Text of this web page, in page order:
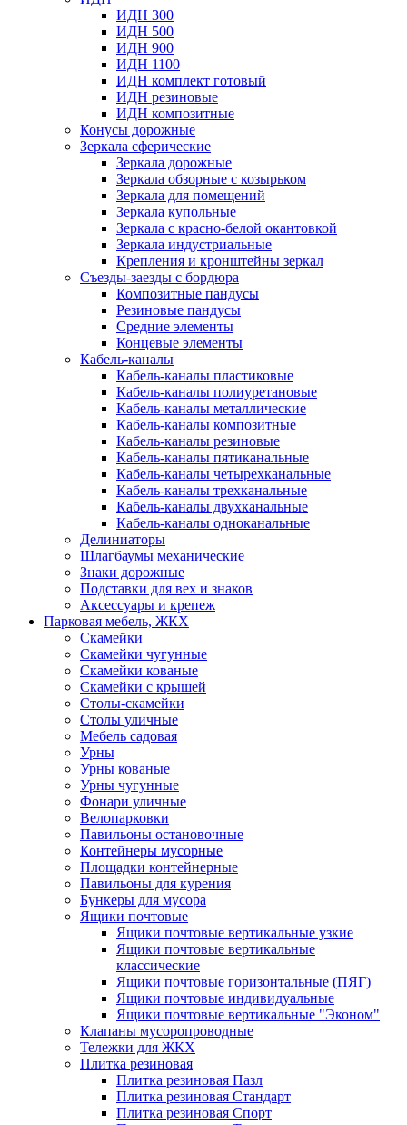
ИДН 300
ИДН 500
ИДН 900
ИДН 1100
ИДН комплект готовый
ИДН резиновые
ИДН композитные
Конусы дорожные
Зеркала сферические
Зеркала дорожные
Зеркала обзорные с козырьком
Зеркала для помещений
Зеркала купольные
Зеркала с красно-белой окантовкой
Зеркала индустриальные
Крепления и кронштейны зеркал
Съезды-заезды с бордюра
Композитные пандусы
Резиновые пандусы
Средние элементы
Концевые элементы
Кабель-каналы
Кабель-каналы пластиковые
Кабель-каналы полиуретановые
Кабель-каналы металлические
Кабель-каналы композитные
Кабель-каналы резиновые
Кабель-каналы пятиканальные
Кабель-каналы четырехканальные
Кабель-каналы трехканальные
Кабель-каналы двухканальные
Кабель-каналы одноканальные
Делиниаторы
Шлагбаумы механические
Знаки дорожные
Подставки для вех и знаков
Аксессуары и крепеж
Парковая мебель, ЖКХ
Скамейки
Скамейки чугунные
Скамейки кованые
Скамейки с крышей
Столы-скамейки
Столы уличные
Мебель садовая
Урны
Урны кованые
Урны чугунные
Фонари уличные
Велопарковки
Павильоны остановочные
Контейнеры мусорные
Площадки контейнерные
Павильоны для курения
Бункеры для мусора
Ящики почтовые
Ящики почтовые вертикальные узкие
Ящики почтовые вертикальные
классические
Ящики почтовые горизонтальные (ПЯГ)
Ящики почтовые индивидуальные
Ящики почтовые вертикальные "Эконом"
Клапаны мусоропроводные
Тележки для ЖКХ
Плитка резиновая
Плитка резиновая Пазл
Плитка резиновая Стандарт
Плитка резиновая Спорт